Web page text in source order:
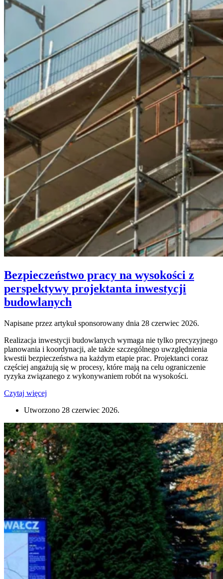
Bezpieczeństwo pracy na wysokości z
perspektywy projektanta inwestycji
budowlanych
Napisane przez artykuł sponsorowany dnia 28 czerwiec 2026.
Realizacja inwestycji budowlanych wymaga nie tylko precyzyjnego
planowania i koordynacji, ale także szczególnego uwzględnienia
kwestii bezpieczeństwa na każdym etapie prac. Projektanci coraz
częściej angażują się w procesy, które mają na celu ograniczenie
ryzyka związanego z wykonywaniem robót na wysokości.
Czytaj więcej
Utworzono 28 czerwiec 2026.